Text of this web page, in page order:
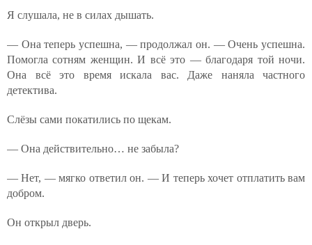
Я слушала, не в силах дышать.
— Она теперь успешна, — продолжал он. — Очень успешна.
Помогла сотням женщин. И всё это — благодаря той ночи.
Она всё это время искала вас. Даже наняла частного
детектива.
Слёзы сами покатились по щекам.
— Она действительно… не забыла?
— Нет, — мягко ответил он. — И теперь хочет отплатить вам
добром.
Он открыл дверь.